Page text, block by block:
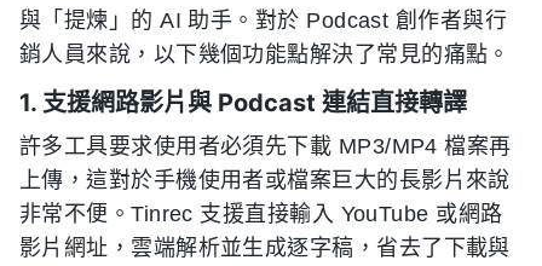
與「提煉」的 AI 助手。對於 Podcast 創作者與行
銷人員來說，以下幾個功能點解決了常見的痛點。
1. 支援網路影片與 Podcast 連結直接轉譯
許多工具要求使用者必須先下載 MP3/MP4 檔案再
上傳，這對於手機使用者或檔案巨大的長影片來說
非常不便。Tinrec 支援直接輸入 YouTube 或網路
影片網址，雲端解析並生成逐字稿，省去了下載與